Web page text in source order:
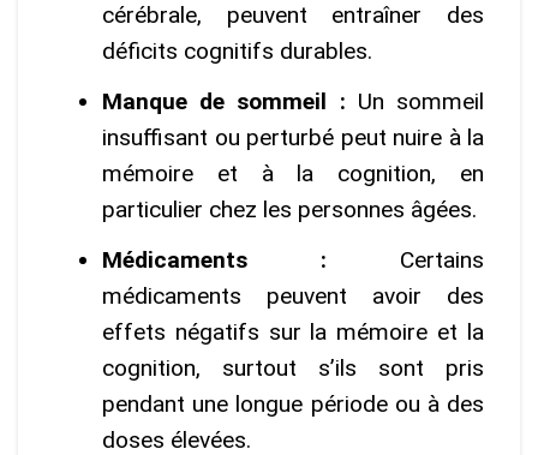
cérébrale, peuvent entraîner des
déficits cognitifs durables.
Manque de sommeil : Un sommeil
insuffisant ou perturbé peut nuire à la
mémoire et à la cognition, en
particulier chez les personnes âgées.
Médicaments : Certains
médicaments peuvent avoir des
effets négatifs sur la mémoire et la
cognition, surtout s’ils sont pris
pendant une longue période ou à des
doses élevées.